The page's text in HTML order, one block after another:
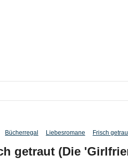
Bücherregal Liebesromane Frisch
getraut (Die